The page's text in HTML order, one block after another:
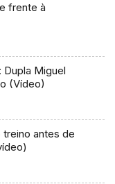
frente à
Dupla Miguel
(Vídeo)
antes de